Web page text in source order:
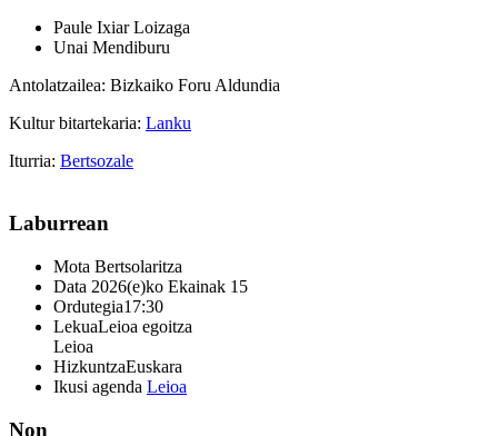
Paule Ixiar Loizaga
Unai Mendiburu
Antolatzailea: Bizkaiko Foru Aldundia
Kultur bitartekaria: Lanku
Iturria: Bertsozale
Laburrean
Mota Bertsolaritza
Data 2026(e)ko Ekainak 15
Ordutegia17:30
LekuaLeioa egoitza
Leioa
HizkuntzaEuskara
Ikusi agenda Leioa
Non